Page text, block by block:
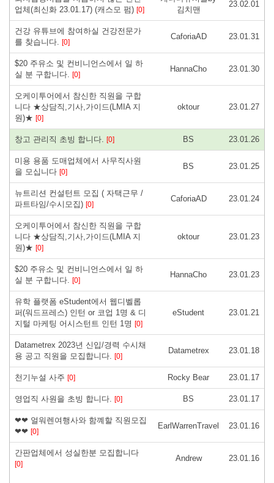
업체(최신화 23.01.17) (캐스모 펌) [0]
김치맨
23.02.01
건강 유튜브에 참여하실 건강전문가
를 찾습니다. [0]
CaforiaAD 23.01.31
$20 주유소 및 컨비니언스에서 일 하
실 분 구합니다. [0]
HannaCho 23.01.30
오케이투어에서 참신한 직원을 구합
니다 ★상담직,기사,가이드(LMIA 지
원)★ [0]
oktour 23.01.27
창고 관리직 초빙 합니다. [0] BS 23.01.26
미용 용품 도매업체에서 사무직사원
을 모십니다 [0]
BS 23.01.25
뉴트리션 컨설턴트 모집 ( 자택근무 /
파트타임/수시모집) [0]
CaforiaAD 23.01.24
오케이투어에서 참신한 직원을 구합
니다 ★상담직,기사,가이드(LMIA 지
원)★ [0]
oktour 23.01.23
$20 주유소 및 컨비니언스에서 일 하
실 분 구합니다. [0]
HannaCho 23.01.23
유학 플랫폼 eStudent에서 웹디벨롭
퍼(워드프레스) 인턴 or 코업 1명 & 디
지털 마케팅 어시스턴트 인턴 1명 [0]
eStudent 23.01.21
Datametrex 2023년 신입/경력 수시채
용 공고 직원을 모집합니다. [0]
Datametrex 23.01.18
천기누설 사주 [0] Rocky Bear 23.01.17
영업직 사원을 초빙 합니다. [0] BS 23.01.17
❤❤ 얼워렌여행사와 함꼐할 직원모집
❤❤ [0]
EarlWarrenTravel 23.01.16
간판업체에서 성실한분 모집합니다
[0]
Andrew 23.01.16